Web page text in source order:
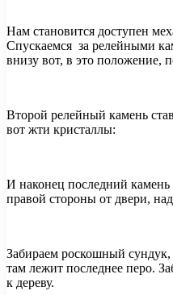
Нам становится доступен
Спускаемся за релейными
внизу вот, в это положение,
Второй релейный камень
вот жти кристаллы:
И наконец последний камень
правой стороны от двери,
Забираем роскошный
там лежит последнее перо.
к дереву.